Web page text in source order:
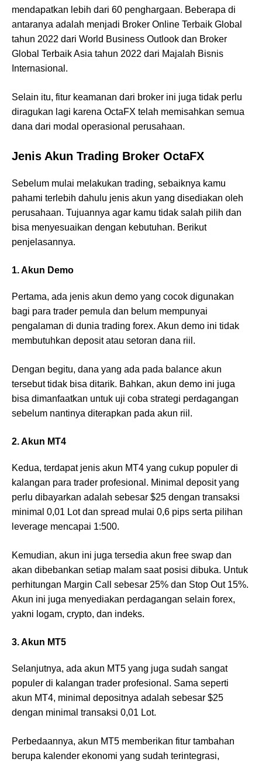
mendapatkan lebih dari 60 penghargaan. Beberapa di
antaranya adalah menjadi Broker Online Terbaik Global
tahun 2022 dari World Business Outlook dan Broker
Global Terbaik Asia tahun 2022 dari Majalah Bisnis
Internasional.
Selain itu, fitur keamanan dari broker ini juga tidak perlu
diragukan lagi karena OctaFX telah memisahkan semua
dana dari modal operasional perusahaan.
Jenis Akun Trading Broker OctaFX
Sebelum mulai melakukan trading, sebaiknya kamu
pahami terlebih dahulu jenis akun yang disediakan oleh
perusahaan. Tujuannya agar kamu tidak salah pilih dan
bisa menyesuaikan dengan kebutuhan. Berikut
penjelasannya.
1. Akun Demo
Pertama, ada jenis akun demo yang cocok digunakan
bagi para trader pemula dan belum mempunyai
pengalaman di dunia trading forex. Akun demo ini tidak
membutuhkan deposit atau setoran dana riil.
Dengan begitu, dana yang ada pada balance akun
tersebut tidak bisa ditarik. Bahkan, akun demo ini juga
bisa dimanfaatkan untuk uji coba strategi perdagangan
sebelum nantinya diterapkan pada akun riil.
2. Akun MT4
Kedua, terdapat jenis akun MT4 yang cukup populer di
kalangan para trader profesional. Minimal deposit yang
perlu dibayarkan adalah sebesar $25 dengan transaksi
minimal 0,01 Lot dan spread mulai 0,6 pips serta pilihan
leverage mencapai 1:500.
Kemudian, akun ini juga tersedia akun free swap dan
akan dibebankan setiap malam saat posisi dibuka. Untuk
perhitungan Margin Call sebesar 25% dan Stop Out 15%.
Akun ini juga menyediakan perdagangan selain forex,
yakni logam, crypto, dan indeks.
3. Akun MT5
Selanjutnya, ada akun MT5 yang juga sudah sangat
populer di kalangan trader profesional. Sama seperti
akun MT4, minimal depositnya adalah sebesar $25
dengan minimal transaksi 0,01 Lot.
Perbedaannya, akun MT5 memberikan fitur tambahan
berupa kalender ekonomi yang sudah terintegrasi,